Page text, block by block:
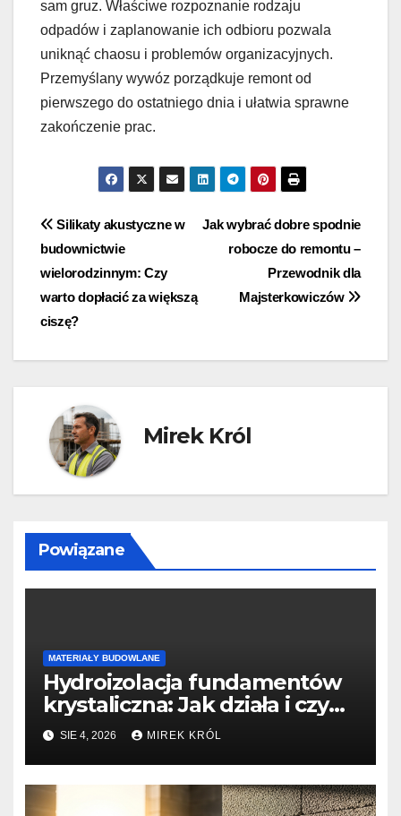
sam gruz. Właściwe rozpoznanie rodzaju
odpadów i zaplanowanie ich odbioru pozwala
uniknąć chaosu i problemów organizacyjnych.
Przemyślany wywóz porządkuje remont od
pierwszego do ostatniego dnia i ułatwia sprawne
zakończenie prac.
Nawigacja
wpisu
Jak wybrać dobre spodnie
robocze do remontu –
Przewodnik dla
Majsterkowiczów
Silikaty akustyczne w
budownictwie
wielorodzinnym: Czy
warto dopłacić za większą
ciszę?
Mirek Król
Powiązane
MATERIAŁY BUDOWLANE
Hydroizolacja fundamentów
krystaliczna: Jak działa i czy
jest lepsza niż tradycyjne
masy bitumiczne?
SIE 4, 2026 MIREK KRÓL